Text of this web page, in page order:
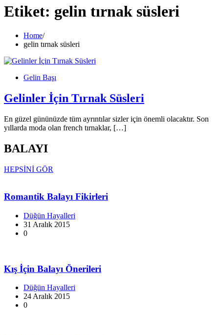
Etiket: gelin tırnak süsleri
Home
gelin tırnak süsleri
Gelin Başı
Gelinler İçin Tırnak Süsleri
En güzel gününüzde tüm ayrıntılar sizler için önemli olacaktır. Son
yıllarda moda olan french tırnaklar, […]
BALAYI
HEPSİNİ GÖR
Romantik Balayı Fikirleri
Düğün Hayalleri
31 Aralık 2015
0
Kış İçin Balayı Önerileri
Düğün Hayalleri
24 Aralık 2015
0